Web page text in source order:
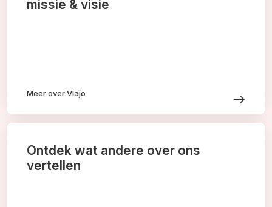
missie & visie
Meer over Vlajo
Ontdek wat andere over ons
vertellen